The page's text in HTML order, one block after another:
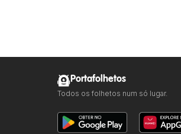
Portafolhetos
Todos os folhetos num só lugar.